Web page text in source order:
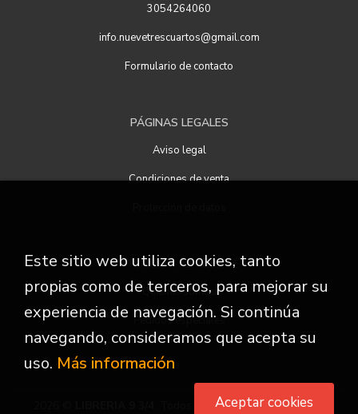
3054264060
info.nuevetrescuartos@gmail.com
Formulario de contacto
PÁGINAS LEGALES
Aviso legal
Condiciones de venta
ATENCIÓN AL CLIENTE
Quiénes somos
Pedidos especiales
. Todos los Derechos Reservados
Este sitio web utiliza cookies, tanto
propias como de terceros, para mejorar su
experiencia de navegación. Si continúa
navegando, consideramos que acepta su
uso. Más información
Aceptar cookies